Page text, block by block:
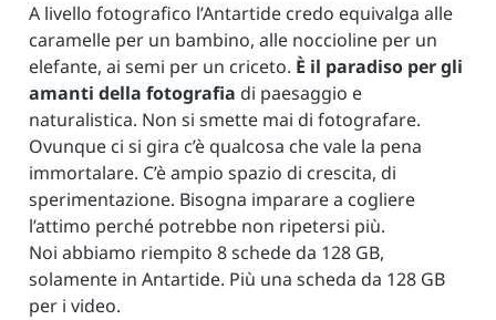
A livello fotografico l’Antartide credo equivalga alle
caramelle per un bambino, alle noccioline per un
elefante, ai semi per un criceto. È il paradiso per gli
amanti della fotografia di paesaggio e
naturalistica. Non si smette mai di fotografare.
Ovunque ci si gira c’è qualcosa che vale la pena
immortalare. C’è ampio spazio di crescita, di
sperimentazione. Bisogna imparare a cogliere
l’attimo perché potrebbe non ripetersi più.
Noi abbiamo riempito 8 schede da 128 GB,
solamente in Antartide. Più una scheda da 128 GB
per i video.